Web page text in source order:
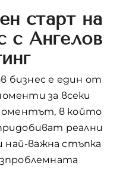
старт на
с Ангелов
бизнес е един от
за всеки
в който
реални
най-важна стъпка